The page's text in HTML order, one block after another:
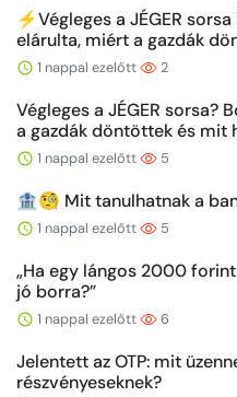
⚡️Végleges a JÉGER
elárulta, miért a gazdák
1 nappal ezelőtt 2
Végleges a JÉGER sorsa?
a gazdák döntöttek és mit
1 nappal ezelőtt 5
🏦🧐 Mit tanulhatnak a
1 nappal ezelőtt 5
„Ha egy lángos 2000
jó borra?”
1 nappal ezelőtt 6
Jelentett az OTP: mit
részvényeseknek?